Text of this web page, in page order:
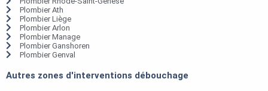
Plombier Ath
Plombier Liège
Plombier Arlon
Plombier Manage
Plombier Ganshoren
Plombier Genval
Autres zones d'interventions débouchage